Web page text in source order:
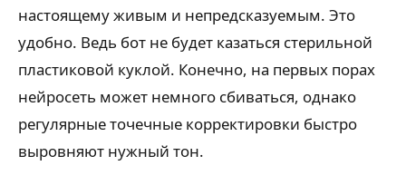
настоящему живым и непредсказуемым. Это
удобно. Ведь бот не будет казаться стерильной
пластиковой куклой. Конечно, на первых порах
нейросеть может немного сбиваться, однако
регулярные точечные корректировки быстро
выровняют нужный тон.